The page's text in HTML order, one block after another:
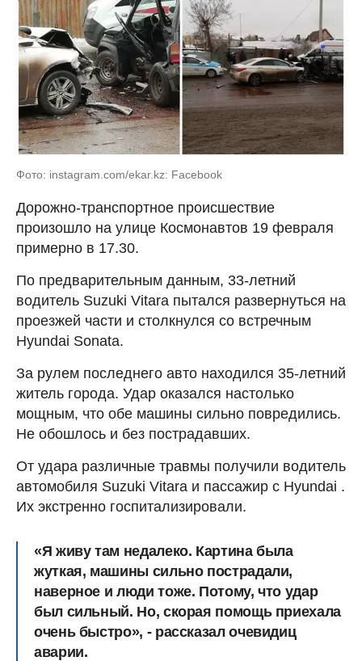
Фото: instagram.com/ekar.kz: Facebook
Дорожно-транспортное происшествие
произошло на улице Космонавтов 19 февраля
примерно в 17.30.
По предварительным данным, 33-летний
водитель Suzuki Vitara пытался развернуться на
проезжей части и столкнулся со встречным
Hyundai Sonata.
За рулем последнего авто находился 35-летний
житель города. Удар оказался настолько
мощным, что обе машины сильно повредились.
Не обошлось и без пострадавших.
От удара различные травмы получили водитель
автомобиля Suzuki Vitara и пассажир с Hyundai .
Их экстренно госпитализировали.
«Я живу там недалеко. Картина была
жуткая, машины сильно пострадали,
наверное и люди тоже. Потому, что удар
был сильный. Но, скорая помощь приехала
очень быстро», - рассказал очевидиц
аварии.